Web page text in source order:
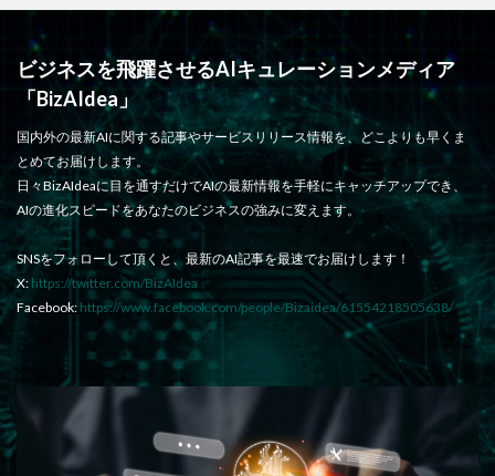
ビジネスを飛躍させるAIキュレーションメディア
「BizAIdea」
国内外の最新AIに関する記事やサービスリリース情報を、どこよりも早くま
とめてお届けします。
日々BizAIdeaに目を通すだけでAIの最新情報を手軽にキャッチアップでき、
AIの進化スピードをあなたのビジネスの強みに変えます。
SNSをフォローして頂くと、最新のAI記事を最速でお届けします！
X: https://twitter.com/BizAIdea
Facebook: https://www.facebook.com/people/Bizaidea/61554218505638/